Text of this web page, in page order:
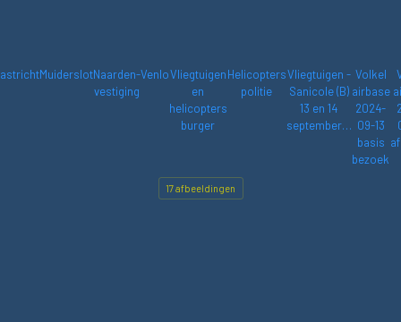
MuiderslotNaarden-
vestiging
VenloVliegtuigen
en
helicopters
burger
Helicopters
politie
Vliegtuigen -
Sanicole (B)
13 en 14
september…
Volkel
airbase
2024-
09-13
basis
bezoek
17 afbeeldingen